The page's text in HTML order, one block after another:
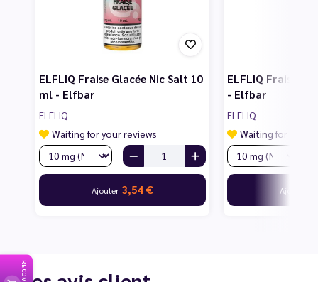
ELFLIQ Fraise Glacée Nic Salt 10
ml - Elfbar
ELFLIQ
Waiting for your reviews
Ajouter 3,54 €
ELFLIQ Fraise
- Elfbar
ELFLIQ
Waiting for your
Ajouter